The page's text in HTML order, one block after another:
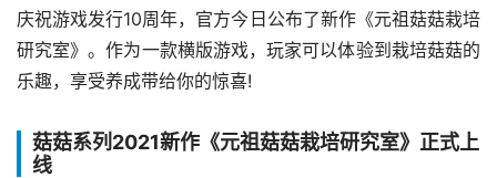
庆祝游戏发行10周年，官方今日公布了新作《元祖菇菇栽培
研究室》。作为一款横版游戏，玩家可以体验到栽培菇菇的
乐趣，享受养成带给你的惊喜!
菇菇系列2021新作《元祖菇菇栽培研究室》正式上
线